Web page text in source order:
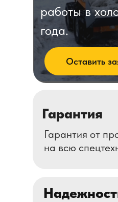
работы в
года.
Оставить
Гарантия
Гарантия от
на всю